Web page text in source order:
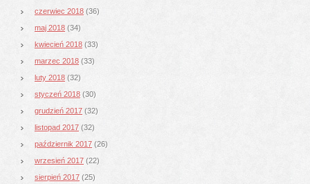
czerwiec 2018 (36)
maj 2018 (34)
kwiecień 2018 (33)
marzec 2018 (33)
luty 2018 (32)
styczeń 2018 (30)
grudzień 2017 (32)
listopad 2017 (32)
październik 2017 (26)
wrzesień 2017 (22)
sierpień 2017 (25)